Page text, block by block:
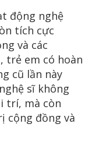
động nghệ
tích cực
và các
trẻ em có hoàn
cũ lần này
sĩ không
trí, mà còn
cộng đồng và